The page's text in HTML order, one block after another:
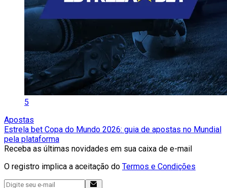
5
Apostas
Estrela bet Copa do Mundo 2026: guia de apostas no Mundial
pela plataforma
Receba as últimas novidades em sua caixa de e-mail
O registro implica a aceitação do Termos e Condições